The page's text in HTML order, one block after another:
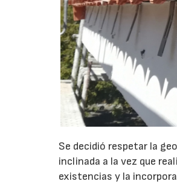
Se decidió respetar la
inclinada a la vez que
existencias y la